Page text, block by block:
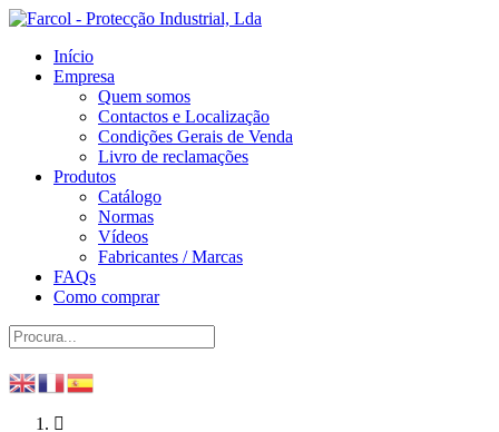
Início
Empresa
Quem somos
Contactos e Localização
Condições Gerais de Venda
Livro de reclamações
Produtos
Catálogo
Normas
Vídeos
Fabricantes / Marcas
FAQs
Como comprar